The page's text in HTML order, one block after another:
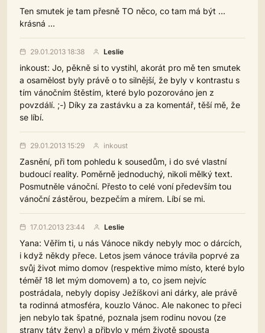
Ten smutek je tam přesně TO něco, co tam má být ...
krásná ...
29.01.2013 18:38 Leslie
inkoust: Jo, pěkně si to vystihl, akorát pro mě ten smutek
a osamělost byly právě o to silnější, že byly v kontrastu s
tím vánočním štěstím, které bylo pozorováno jen z
povzdálí. ;-) Díky za zastávku a za komentář, těší mě, že
se líbí.
29.01.2013 15:29 inkoust
Zasnění, při tom pohledu k sousedům, i do své vlastní
budoucí reality. Poměrně jednoduchý, nikoli mělký text.
Posmutněle vánoční. Přesto to celé voní především tou
vánoční zástěrou, bezpečím a mírem. Líbí se mi.
17.01.2013 23:44 Leslie
Yana: Věřím ti, u nás Vánoce nikdy nebyly moc o dárcích,
i když někdy přece. Letos jsem vánoce trávila poprvé za
svůj život mimo domov (respektive mimo místo, které bylo
téměř 18 let mým domovem) a to, co jsem nejvíc
postrádala, nebyly dopisy Ježíškovi ani dárky, ale právě
ta rodinná atmosféra, kouzlo Vánoc. Ale nakonec to přeci
jen nebylo tak špatné, poznala jsem rodinu novou (ze
strany táty ženy) a přibylo v mém životě spousta